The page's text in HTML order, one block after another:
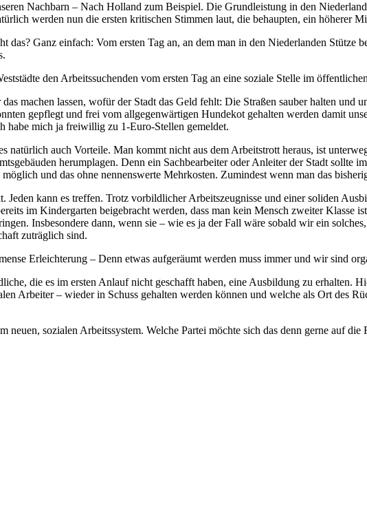
Nachbarn – Nach Holland zum Beispiel. Die Grundleistung in den
werden nun die ersten kritischen Stimmen laut, die behaupten, ein höherer
das? Ganz einfach: Vom ersten Tag an, an dem man in den Niederlanden
den Arbeitssuchenden vom ersten Tag an eine soziale Stelle im
machen lassen, wofür der Stadt das Geld fehlt: Die Straßen sauber halten und
gepflegt und frei vom allgegenwärtigen Hundekot gehalten werden damit
habe mich ja freiwillig zu 1-Euro-Stellen gemeldet.
natürlich auch Vorteile. Man kommt nicht aus dem Arbeitstrott heraus, ist
herumplagen. Denn ein Sachbearbeiter oder Anleiter der Stadt sollte
und das ohne nennenswerte Mehrkosten. Zumindest wenn man das
Jeden kann es treffen. Trotz vorbildlicher Arbeitszeugnisse und einer soliden
im Kindergarten beigebracht werden, dass man kein Mensch zweiter Klasse
Insbesondere dann, wenn sie – wie es ja der Fall wäre sobald wir ein
zuträglich sind.
Erleichterung – Denn etwas aufgeräumt werden muss immer und wir sind
die es im ersten Anlauf nicht geschafft haben, eine Ausbildung zu erhalten.
Arbeiter – wieder in Schuss gehalten werden können und welche als Ort des
sozialen Arbeitssystem. Welche Partei möchte sich das denn gerne auf die